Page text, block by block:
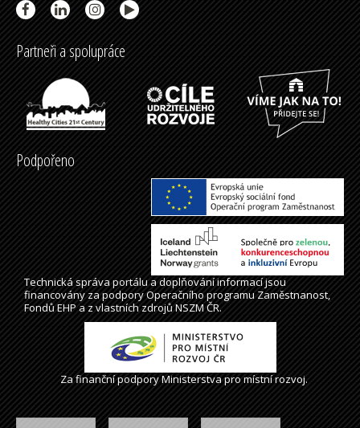
Partneři a spolupráce
Podpořeno
Technická správaportálua doplňování informací jsou
financovány za podpory Operačního programu Zaměstnanost,
Fondů EHP a z vlastních zdrojů NSZM ČR.
Za finanční podpory Ministerstva pro místní rozvoj.